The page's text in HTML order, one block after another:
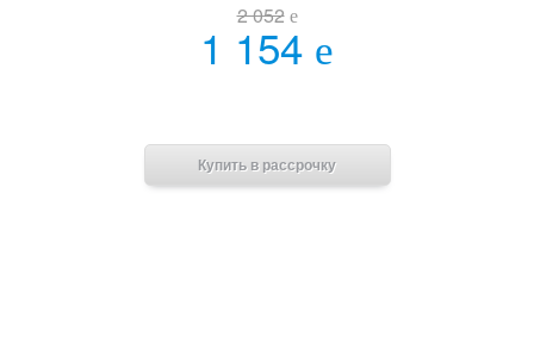
2 052 e
1 154 e
Купить в рассрочку